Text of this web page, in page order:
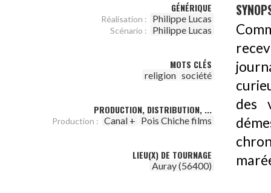
GÉNÉRIQUE
Réalisation : Philippe Lucas
Scénario : Philippe Lucas
MOTS CLÉS
religion société
PRODUCTION, DISTRIBUTION, ...
Production : Canal + Pois Chiche films
LIEU(X) DE TOURNAGE
Auray (56400)
des